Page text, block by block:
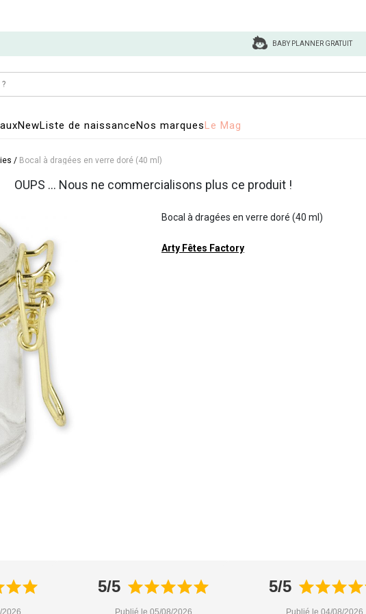
BABY PLANNER GRATUIT
NewListe de naissanceNos marquesLe Mag
/ Bocal à dragées en verre doré (40 ml)
OUPS ... Nous ne commercialisons plus ce produit !
Bocal à dragées en verre doré (40 ml)
Arty Fêtes Factory
2026
5/5
Publié le 05/08/2026
5/5
Publié le 04/08/2026